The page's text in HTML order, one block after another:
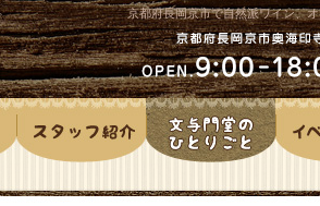
京都府長岡京市で自然派ワイン、